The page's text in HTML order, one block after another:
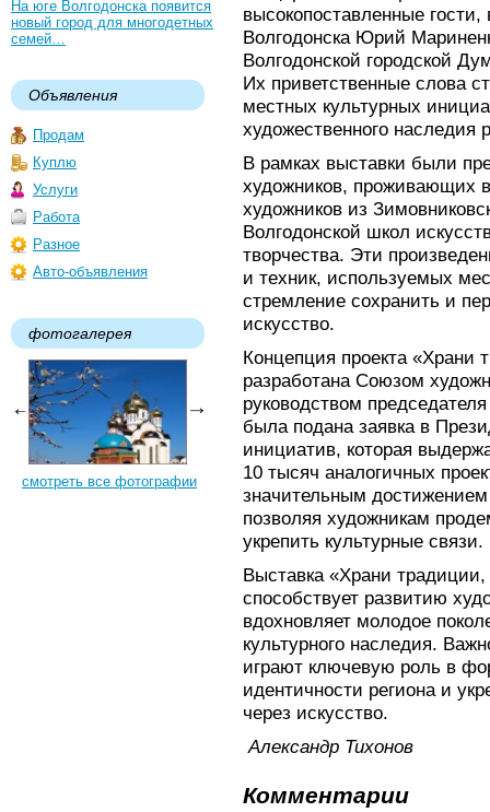
На юге Волгодонска появится
новый город для многодетных
семей…
Объявления
Продам
Куплю
Услуги
Работа
Разное
Авто-объявления
фотогалерея
смотреть все фотографии
высокопоставленные
Волгодонска Юрий
Волгодонской городской
Их приветственные слова
местных культурных
художественного наследия
В рамках выставки были
художников, проживающих в
художников из
Волгодонской школ
творчества. Эти
и техник, используемых
стремление сохранить и
искусство.
Концепция проекта «Храни
разработана Союзом
руководством
была подана заявка в
инициатив, которая
10 тысяч аналогичных
значительным
позволяя художникам
укрепить культурные связи.
Выставка «Храни
способствует развитию
вдохновляет молодое
культурного наследия.
играют ключевую роль в
идентичности региона и
через искусство.
Александр Тихонов
Комментарии